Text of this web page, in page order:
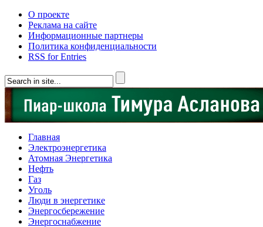
О проекте
Реклама на сайте
Информационные партнеры
Политика конфиденциальности
RSS for Entries
Главная
Электроэнергетика
Атомная Энергетика
Нефть
Газ
Уголь
Люди в энергетике
Энергосбережение
Энергоснабжение